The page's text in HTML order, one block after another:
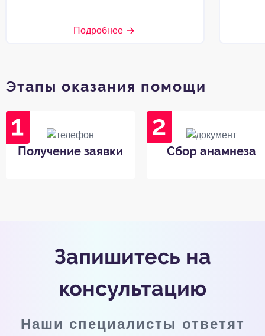
Подробнее
Этапы оказания помощи
Получение заявки Сбор анамнеза
Запишитесь на
консультацию
Наши специалисты ответят